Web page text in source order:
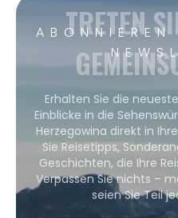
ABONNIEREN
TRETEN
Erhalten Sie die
Einblicke in die
Herzegowina direkt in
Sie Reisetipps,
Geschichten, die Ihre
Verpassen Sie nichts –
seien Sie Teil